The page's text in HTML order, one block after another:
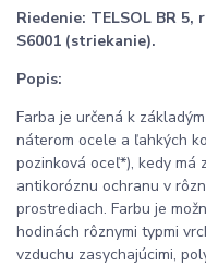
Riedenie: TELSOL BR 5,
S6001 (striekanie).
Popis:
Farba je určená k
náterom ocele a ľahkých
pozinková oceľ*), kedy má
antikoróznu ochranu v
prostrediach. Farbu je
hodinách rôznymi typmi
vzduchu zasychajúcimi,